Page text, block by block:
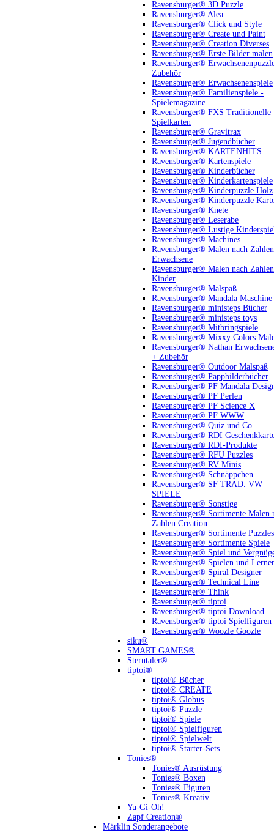
Ravensburger® 3D Puzzle
Ravensburger® Alea
Ravensburger® Click und Style
Ravensburger® Create und Paint
Ravensburger® Creation Diverses
Ravensburger® Erste Bilder malen
Ravensburger®
Zubehör
Ravensburger® Erwachsenenspiele
Ravensburger® Familienspiele -
Spielemagazine
Ravensburger® FXS Traditionelle
Spielkarten
Ravensburger® Gravitrax
Ravensburger® Jugendbücher
Ravensburger® KARTENHITS
Ravensburger® Kartenspiele
Ravensburger® Kinderbücher
Ravensburger® Kinderkartenspiele
Ravensburger® Kinderpuzzle Holz
Ravensburger® Kinderpuzzle
Ravensburger® Knete
Ravensburger® Leserabe
Ravensburger® Lustige
Ravensburger® Machines
Ravensburger® Malen nach Zahlen
Erwachsene
Ravensburger® Malen nach Zahlen
Kinder
Ravensburger® Malspaß
Ravensburger® Mandala Maschine
Ravensburger® ministeps Bücher
Ravensburger® ministeps toys
Ravensburger® Mitbringspiele
Ravensburger® Mixxy Colors
Ravensburger® Nathan
+ Zubehör
Ravensburger® Outdoor Malspaß
Ravensburger® Pappbilderbücher
Ravensburger® PF Mandala
Ravensburger® PF Perlen
Ravensburger® PF Science X
Ravensburger® PF WWW
Ravensburger® Quiz und Co.
Ravensburger® RDI
Ravensburger® RDI-Produkte
Ravensburger® RFU Puzzles
Ravensburger® RV Minis
Ravensburger® Schnäppchen
Ravensburger® SF TRAD. VW
SPIELE
Ravensburger® Sonstige
Ravensburger® Sortimente Malen
Zahlen Creation
Ravensburger® Sortimente Puzzles
Ravensburger® Sortimente Spiele
Ravensburger® Spiel und
Ravensburger® Spielen und
Ravensburger® Spiral Designer
Ravensburger® Technical Line
Ravensburger® Think
Ravensburger® tiptoi
Ravensburger® tiptoi Download
Ravensburger® tiptoi Spielfiguren
Ravensburger® Woozle Goozle
siku®
SMART GAMES®
Sterntaler®
tiptoi®
tiptoi® Bücher
tiptoi® CREATE
tiptoi® Globus
tiptoi® Puzzle
tiptoi® Spiele
tiptoi® Spielfiguren
tiptoi® Spielwelt
tiptoi® Starter-Sets
Tonies®
Tonies® Ausrüstung
Tonies® Boxen
Tonies® Figuren
Tonies® Kreativ
Yu-Gi-Oh!
Zapf Creation®
Märklin Sonderangebote